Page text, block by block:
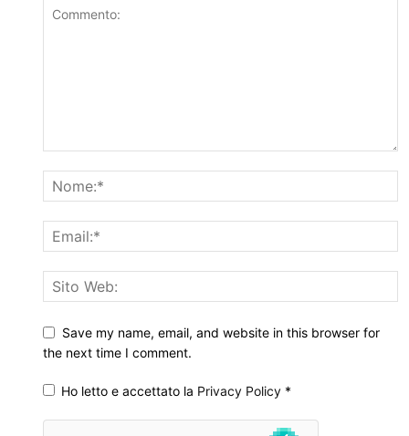
Save my name, email, and website in this browser for
the next time I comment.
Ho letto e accettato la Privacy Policy *